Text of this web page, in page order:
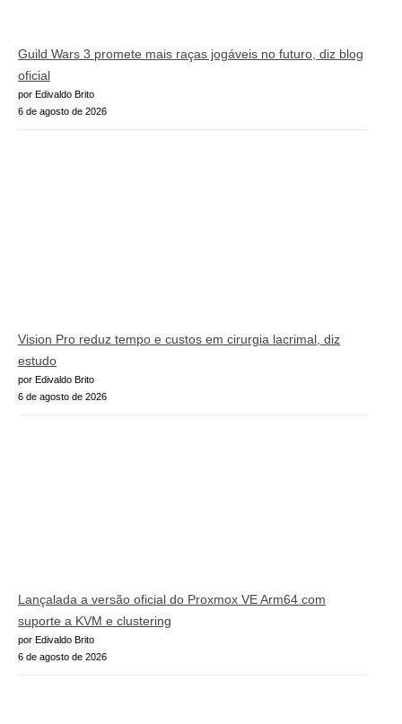
Guild Wars 3 promete mais raças jogáveis no futuro, diz blog
oficial
por Edivaldo Brito
6 de agosto de 2026
Vision Pro reduz tempo e custos em cirurgia lacrimal, diz
estudo
por Edivaldo Brito
6 de agosto de 2026
Lançalada a versão oficial do Proxmox VE Arm64 com
suporte a KVM e clustering
por Edivaldo Brito
6 de agosto de 2026